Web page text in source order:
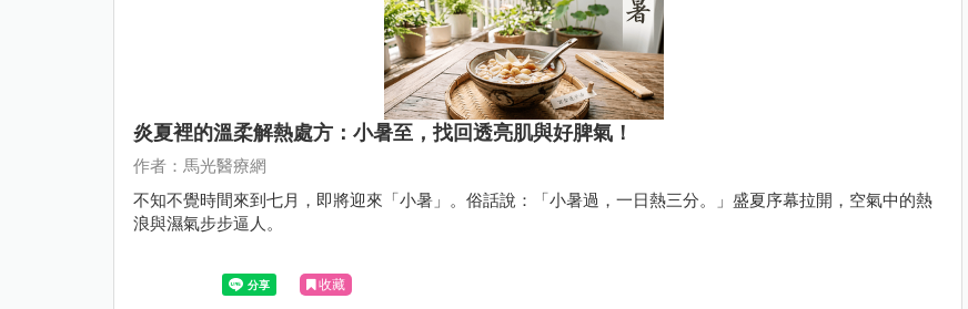
炎夏裡的溫柔解熱處方：小暑至，找回透亮肌與好脾氣！
作者：馬光醫療網
不知不覺時間來到七月，即將迎來「小暑」。俗話說：「小暑過，一日熱三分。」盛夏序幕拉開，空氣中的熱
浪與濕氣步步逼人。
收藏